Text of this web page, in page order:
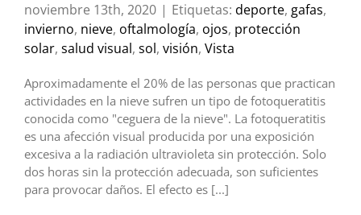
noviembre 13th, 2020 | Etiquetas: deporte, gafas,
invierno, nieve, oftalmología, ojos, protección
solar, salud visual, sol, visión, Vista
Aproximadamente el 20% de las personas que practican
actividades en la nieve sufren un tipo de fotoqueratitis
conocida como "ceguera de la nieve". La fotoqueratitis
es una afección visual producida por una exposición
excesiva a la radiación ultravioleta sin protección. Solo
dos horas sin la protección adecuada, son suficientes
para provocar daños. El efecto es [...]